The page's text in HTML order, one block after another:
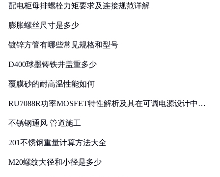
配电柜母排螺栓力矩要求及连接规范详解
膨胀螺丝尺寸是多少
镀锌方管有哪些常见规格和型号
D400球墨铸铁井盖重多少
覆膜砂的耐高温性能如何
RU7088R功率MOSFET特性解析及其在可调电源设计中的
不锈钢通风 管道施工
201不锈钢重量计算方法大全
M20螺纹大径和小径是多少